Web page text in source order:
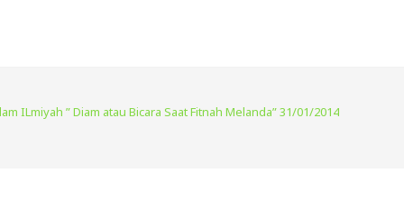
ILmiyah ” Diam atau Bicara Saat Fitnah Melanda” 31/01/2014